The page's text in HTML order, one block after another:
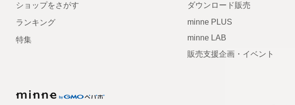
ショップをさがす
ランキング
特集
ダウンロード販売
minne PLUS
minne LAB
販売支援企画・イベント